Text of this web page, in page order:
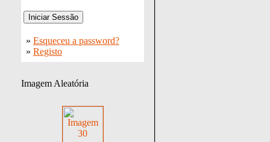
» Esqueceu a password?
» Registo
Imagem Aleatória